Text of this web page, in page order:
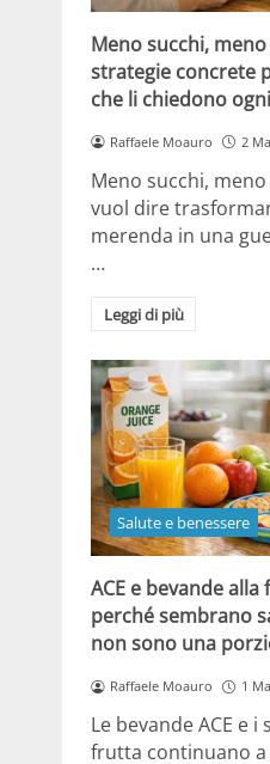
Meno succhi,
strategie concrete
che li chiedono
Raffaele Moauro 2
Meno succhi,
vuol dire
merenda in una
…
Leggi di più
Salute e benessere
ACE e bevande alla
perché sembrano
non sono una
Raffaele Moauro 1
Le bevande ACE e i
frutta continuano